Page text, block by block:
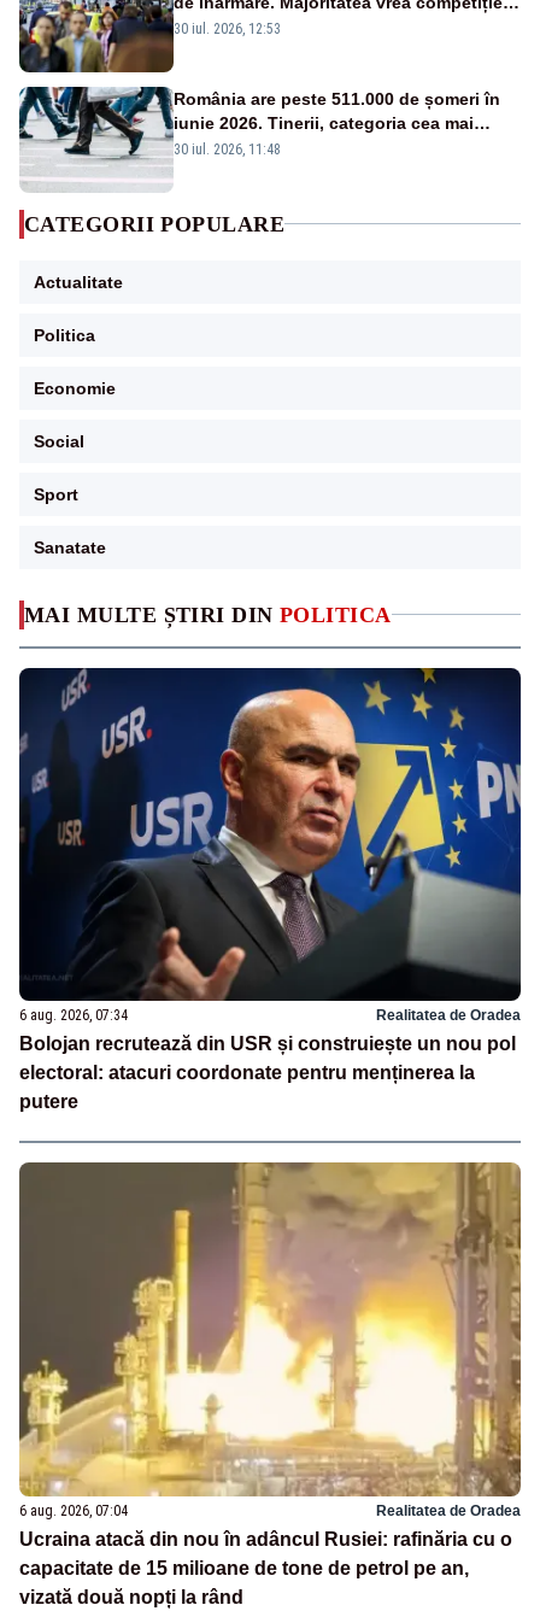
MAI MULTE ȘTIRI DIN POLITICA
6 aug. 2026, 07:34 Realitatea de Oradea
Bolojan recrutează din USR și construiește un nou pol
electoral: atacuri coordonate pentru menținerea la
putere
6 aug. 2026, 07:04 Realitatea de Oradea
Ucraina atacă din nou în adâncul Rusiei: rafinăria cu o
capacitate de 15 milioane de tone de petrol pe an,
vizată două nopți la rând
reală și industrie locală – SONDAJ
30 iul. 2026, 12:53
România are peste 511.000 de șomeri în
iunie 2026. Tinerii, categoria cea mai
afectată
30 iul. 2026, 11:48
CATEGORII POPULARE
Actualitate
Politica
Economie
Social
Sport
Sanatate